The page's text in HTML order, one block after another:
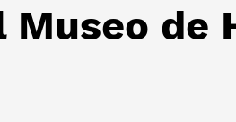
Museo de